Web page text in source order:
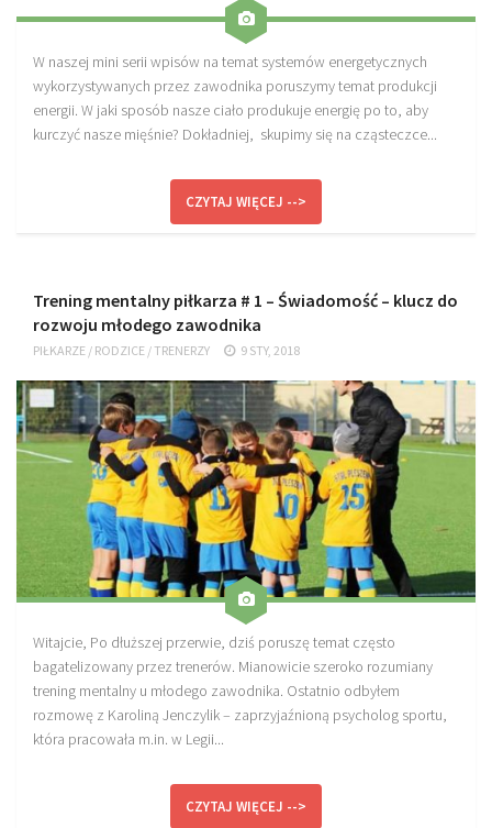
Plan treningowy szybkość i dynamika
Program przygotowania fizycznego
Program treningu siłowego
Program treningu biegowego
Plany treningowe
Sprzęt treningowy
Kontakt
O nas
Od autorów
Kontakt
W naszej mini serii wpisów na temat systemów energetycznych
wykorzystywanych przez zawodnika poruszymy temat produkcji
energii. W jaki sposób nasze ciało produkuje energię po to, aby
kurczyć nasze mięśnie? Dokładniej, skupimy się na cząsteczce...
CZYTAJ WIĘCEJ -->
Trening mentalny piłkarza # 1 – Świadomość – klucz do
rozwoju młodego zawodnika
PIŁKARZE / RODZICE /TRENERZY 9 STY, 2018
Witajcie, Po dłuższej przerwie, dziś poruszę temat często
bagatelizowany przez trenerów. Mianowicie szeroko rozumiany
trening mentalny u młodego zawodnika. Ostatnio odbyłem
rozmowę z Karoliną Jenczylik – zaprzyjaźnioną psycholog sportu,
która pracowała m.in. w Legii...
CZYTAJ WIĘCEJ -->